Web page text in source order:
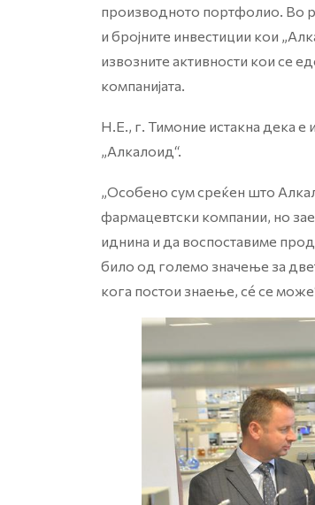
производното портфолио. Во
и бројните инвестиции кои
извозните активности кои се
компанијата.
Н.Е., г. Тимоние истакна дека
„Алкалоид“.
„Особено сум среќен што
фармацевтски компании, но
иднина и да воспоставиме
било од големо значење за
кога постои знаење, сé се